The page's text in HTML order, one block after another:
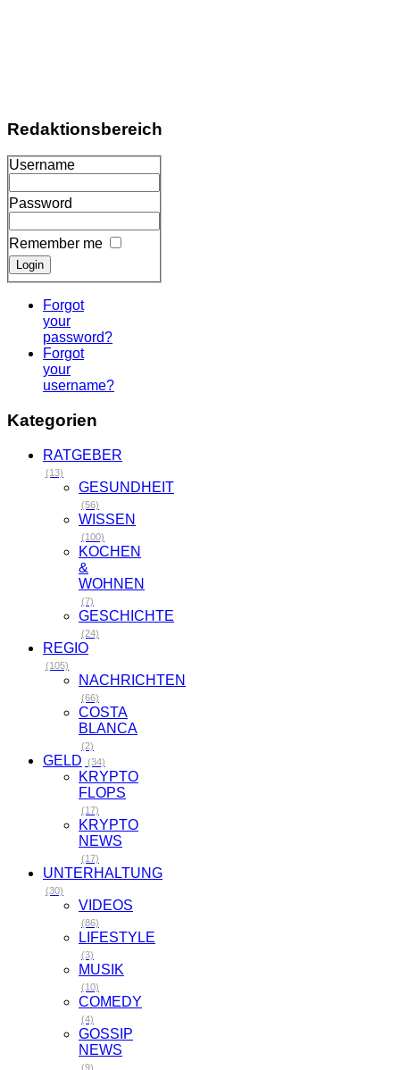
Redaktionsbereich
Username
Password
Remember me
Forgot
your
password?
Forgot
your
username?
Kategorien
RATGEBER
(13)
GESUNDHEIT
(56)
WISSEN
(100)
KOCHEN
&
WOHNEN
(7)
GESCHICHTE
(24)
REGIO
(105)
NACHRICHTEN
(66)
COSTA
BLANCA
(2)
GELD (34)
KRYPTO
FLOPS
(17)
KRYPTO
NEWS
(17)
UNTERHALTUNG
(30)
VIDEOS
(86)
LIFESTYLE
(3)
MUSIK
(10)
COMEDY
(4)
GOSSIP
NEWS
(9)